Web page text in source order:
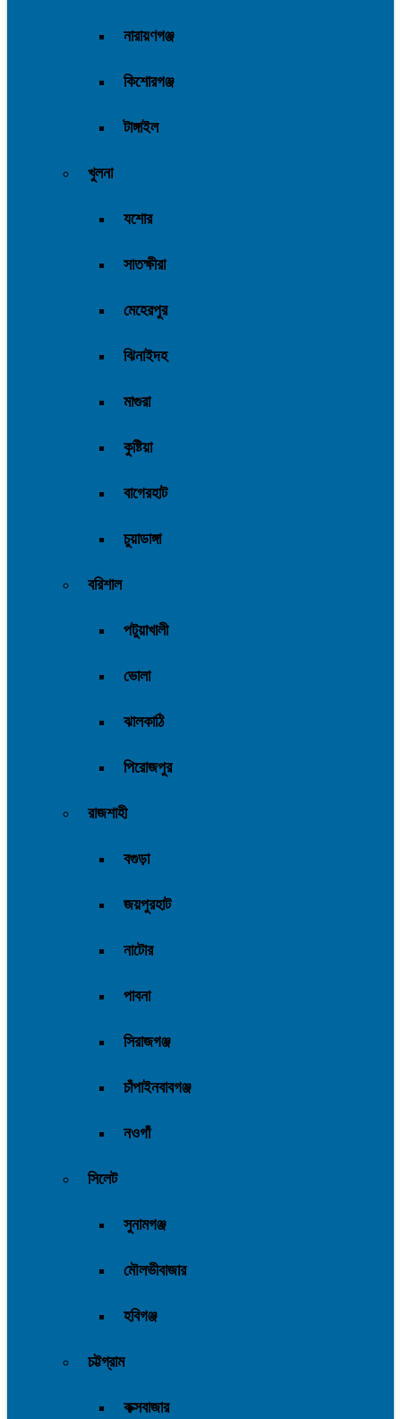
নারায়ণগঞ্জ
কিশোরগঞ্জ
টাঙ্গাইল
খুলনা
যশোর
সাতক্ষীরা
মেহেরপুর
ঝিনাইদহ
মাগুরা
কুষ্টিয়া
বাগেরহাট
চুয়াডাঙ্গা
বরিশাল
পটুয়াখালী
ভোলা
ঝালকাঠি
পিরোজপুর
রাজশাহী
বগুড়া
জয়পুরহাট
নাটোর
পাবনা
সিরাজগঞ্জ
চাঁপাইনবাবগঞ্জ
নওগাঁ
সিলেট
সুনামগঞ্জ
মৌলভীবাজার
হবিগঞ্জ
চট্টগ্রাম
কক্সবাজার